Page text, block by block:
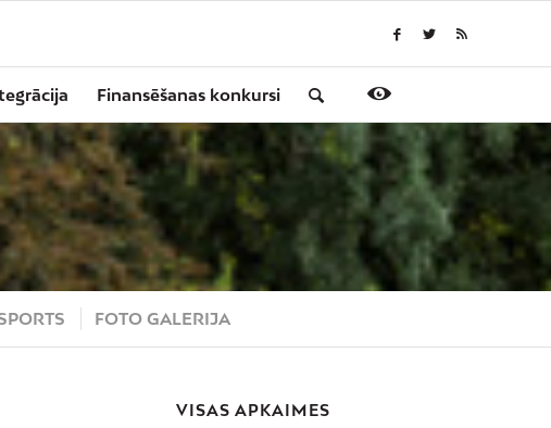
Finansēšanas konkursi
FOTO GALERIJA
VISAS APKAIMES